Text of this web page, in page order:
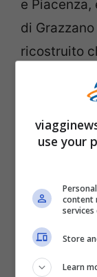
e Piacenza,
di
ricostruito
Lago
use your
content
Store
Learn